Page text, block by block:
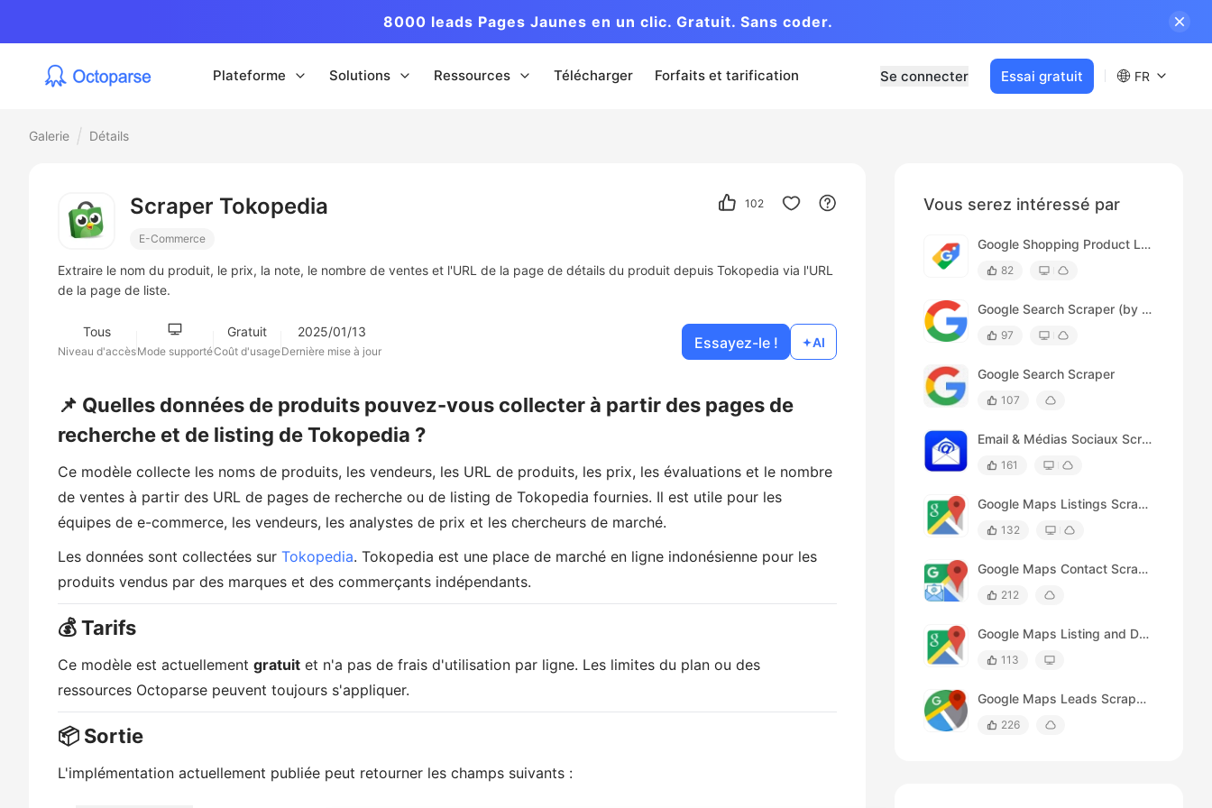
8000 leads Pages Jaunes en un clic. Gratuit. Sans coder.
Plateforme Solutions Ressources Télécharger Forfaits et tarification Se connecter Essai gratuit FR
Galerie Détails
Scraper Tokopedia
E-Commerce
102
Extraire le nom du produit, le prix, la note, le nombre de ventes et l'URL de la page de détails du produit depuis Tokopedia via l'URL
de la page de liste.
Tous
Niveau d'accèsMode supporté
Gratuit
Coût d'usage
2025/01/13
Dernière mise à jour Essayez-le ! AI
📌 Quelles données de produits pouvez-vous collecter à partir des pages de
recherche et de listing de Tokopedia ?
Ce modèle collecte les noms de produits, les vendeurs, les URL de produits, les prix, les évaluations et le nombre
de ventes à partir des URL de pages de recherche ou de listing de Tokopedia fournies. Il est utile pour les
équipes de e-commerce, les vendeurs, les analystes de prix et les chercheurs de marché.
Les données sont collectées sur Tokopedia. Tokopedia est une place de marché en ligne indonésienne pour les
produits vendus par des marques et des commerçants indépendants.
💰 Tarifs
Ce modèle est actuellement gratuit et n'a pas de frais d'utilisation par ligne. Les limites du plan ou des
ressources Octoparse peuvent toujours s'appliquer.
📦 Sortie
L'implémentation actuellement publiée peut retourner les champs suivants :
Vous serez intéressé par
Google Shopping Product Listing Scraper
82
Google Search Scraper (by time range)
97
Google Search Scraper
107
Email & Médias Sociaux Scraper
161
Google Maps Listings Scraper (by Keywords)
132
Google Maps Contact Scraper
212
Google Maps Listing and Details Page Scraper
113
Google Maps Leads Scraper (by Keywords)
226